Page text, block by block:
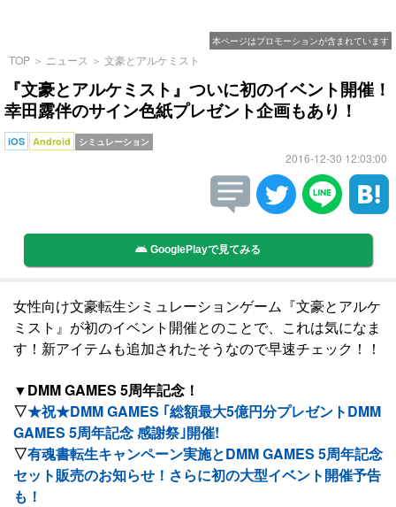
本ページはプロモーションが含まれています
TOP ＞ ニュース ＞ 文豪とアルケミスト
『文豪とアルケミスト』ついに初のイベント開催！
幸田露伴のサイン色紙プレゼント企画もあり！
iOS Android シミュレーション
2016-12-30 12:03:00
GooglePlayで見てみる
女性向け文豪転生シミュレーションゲーム『文豪とアルケ
ミスト』が初のイベント開催とのことで、これは気になま
す！新アイテムも追加されたそうなので早速チェック！！
▼DMM GAMES 5周年記念！
▽★祝★DMM GAMES ｢総額最大5億円分プレゼントDMM
GAMES 5周年記念 感謝祭｣開催!
▽有魂書転生キャンペーン実施とDMM GAMES 5周年記念
セット販売のお知らせ！さらに初の大型イベント開催予告
も！